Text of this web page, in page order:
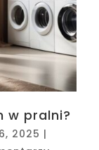
w pralni?
2025 |